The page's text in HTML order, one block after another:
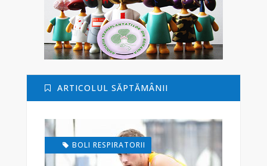
ARTICOLUL SĂPTĂMÂNII
BOLI RESPIRATORII